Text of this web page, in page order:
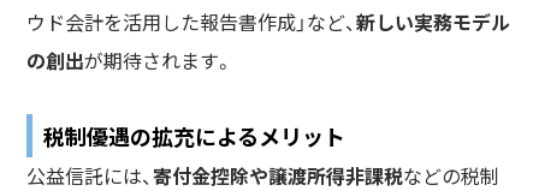
ウド会計を活用した報告書作成」など、新しい実務モデル
の創出が期待されます。
税制優遇の拡充によるメリット
公益信託には、寄付金控除や譲渡所得非課税などの税制